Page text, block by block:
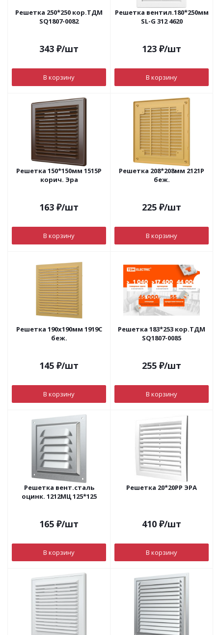
Решетка 250*250 кор.ТДМ
SQ1807-0082
343 ₽/шт
В корзину
Решетка вентил.180*250мм
SL-G 312 4620
123 ₽/шт
В корзину
Решетка 150*150мм 1515Р
корич. Эра
163 ₽/шт
В корзину
Решетка 208*208мм 2121Р
беж.
225 ₽/шт
В корзину
Решетка 190х190мм 1919С
беж.
145 ₽/шт
В корзину
Решетка 183*253 кор.ТДМ
SQ1807-0085
255 ₽/шт
В корзину
Решетка вент.сталь
оцинк. 1212МЦ 125*125
165 ₽/шт
В корзину
Решетка 20*20РР ЭРА
410 ₽/шт
В корзину